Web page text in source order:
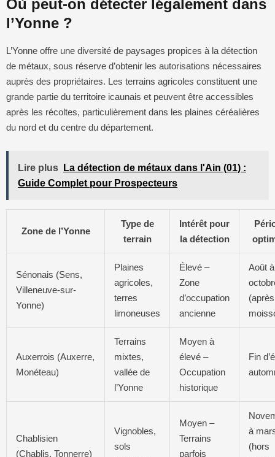
Où peut-on détecter légalement dans
l’Yonne ?
L’Yonne offre une diversité de paysages propices à la détection
de métaux, sous réserve d’obtenir les autorisations nécessaires
auprès des propriétaires. Les terrains agricoles constituent une
grande partie du territoire icaunais et peuvent être accessibles
après les récoltes, particulièrement dans les plaines céréalières
du nord et du centre du département.
Lire plus
La détection de métaux dans l'Ain (01) :
Guide Complet pour Prospecteurs
Zone de l’Yonne
Type de
terrain
Intérêt pour
la détection
Sénonais (Sens,
Villeneuve-sur-
Yonne)
Plaines
agricoles,
terres
limoneuses
Élevé –
Zone
d’occupation
ancienne
Août à
(après
Auxerrois (Auxerre,
Monéteau)
Terrains
mixtes,
vallée de
l’Yonne
Moyen à
élevé –
Occupation
historique
Fin
Chablisien
(Chablis, Tonnerre)
Vignobles,
sols
Moyen –
Terrains
parfois
à
(hors